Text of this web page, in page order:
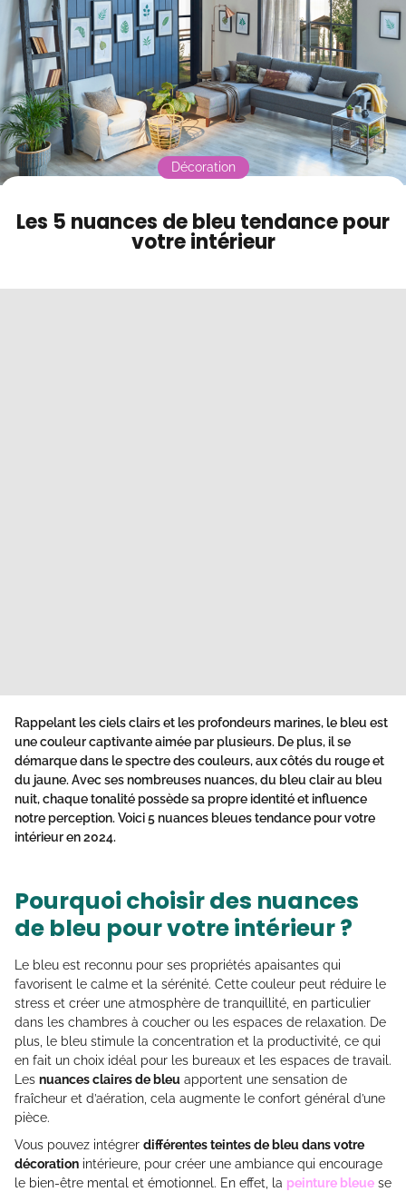
Contact
Mode sombre
Les 5 nuances de bleu tendance pour
votre intérieur
Décoration
Rappelant les ciels clairs et les profondeurs marines, le bleu est
une couleur captivante aimée par plusieurs. De plus, il se
démarque dans le spectre des couleurs, aux côtés du rouge et
du jaune. Avec ses nombreuses nuances, du bleu clair au bleu
nuit, chaque tonalité possède sa propre identité et influence
notre perception. Voici 5 nuances bleues tendance pour votre
intérieur en 2024.
Pourquoi choisir des nuances
de bleu pour votre intérieur ?
Le bleu est reconnu pour ses propriétés apaisantes qui
favorisent le calme et la sérénité. Cette couleur peut réduire le
stress et créer une atmosphère de tranquillité, en particulier
dans les chambres à coucher ou les espaces de relaxation. De
plus, le bleu stimule la concentration et la productivité, ce qui
en fait un choix idéal pour les bureaux et les espaces de travail.
Les nuances claires de bleu apportent une sensation de
fraîcheur et d’aération, cela augmente le confort général d’une
pièce.
Vous pouvez intégrer différentes teintes de bleu dans votre
décoration intérieure, pour créer une ambiance qui encourage
le bien-être mental et émotionnel. En effet, la peinture bleue se